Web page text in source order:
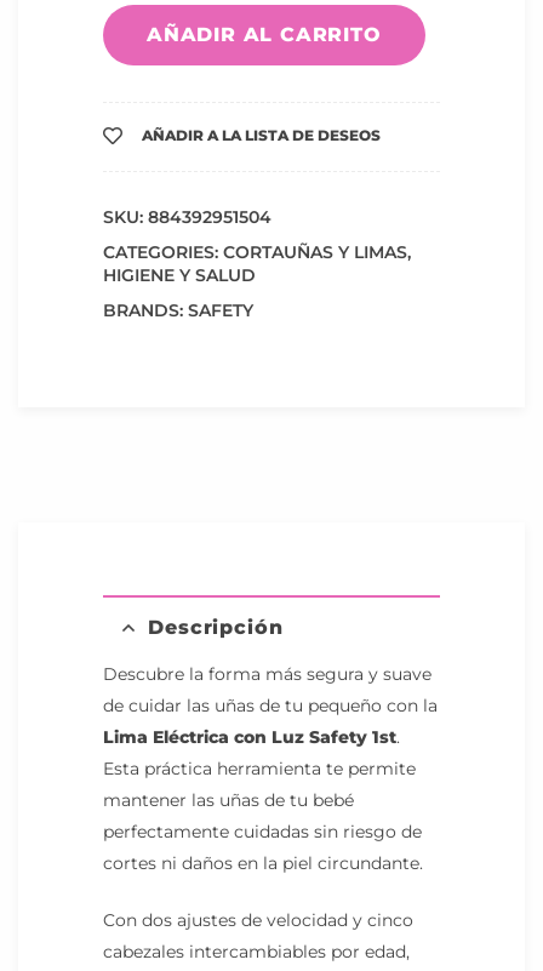
AÑADIR AL CARRITO
AÑADIR A LA LISTA DE DESEOS
SKU: 884392951504
CATEGORIES: CORTAUÑAS Y LIMAS,
HIGIENE Y SALUD
BRANDS: SAFETY
Descripción
Descubre la forma más segura y suave
de cuidar las uñas de tu pequeño con la
Lima Eléctrica con Luz Safety 1st.
Esta práctica herramienta te permite
mantener las uñas de tu bebé
perfectamente cuidadas sin riesgo de
cortes ni daños en la piel circundante.
Con dos ajustes de velocidad y cinco
cabezales intercambiables por edad,